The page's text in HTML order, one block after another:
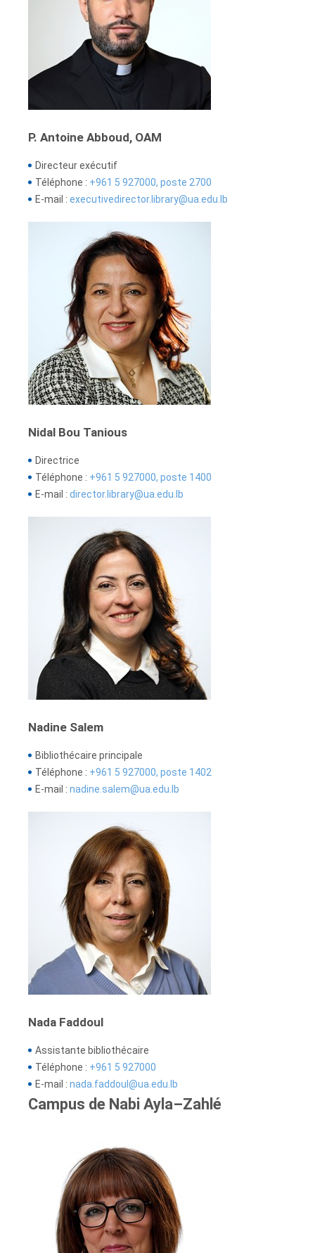
P. Antoine Abboud, OAM
Directeur exécutif
Téléphone : +961 5 927000, poste 2700
E-mail : executivedirector.library@ua.edu.lb
Nidal Bou Tanious
Directrice
Téléphone : +961 5 927000, poste 1400
E-mail : director.library@ua.edu.lb
Nadine Salem
Bibliothécaire principale
Téléphone : +961 5 927000, poste 1402
E-mail : nadine.salem@ua.edu.lb
Nada Faddoul
Assistante bibliothécaire
Téléphone : +961 5 927000
E-mail : nada.faddoul@ua.edu.lb
Campus de Nabi Ayla–Zahlé